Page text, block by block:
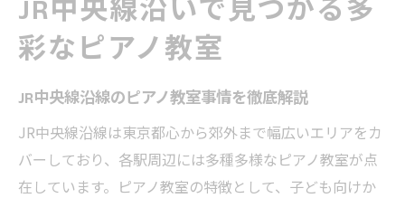
JR中央線沿いで見つかる多
彩なピアノ教室
JR中央線沿線のピアノ教室事情を徹底解説
JR中央線沿線は東京都心から郊外まで幅広いエリアをカ
バーしており、各駅周辺には多種多様なピアノ教室が点
在しています。ピアノ教室の特徴として、子ども向けか